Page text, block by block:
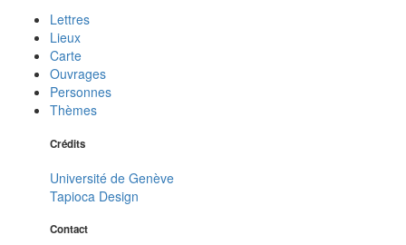
Lettres
Lieux
Carte
Ouvrages
Personnes
Thèmes
Crédits
Université de Genève
Tapioca Design
Contact